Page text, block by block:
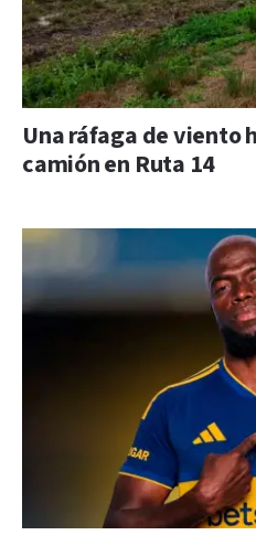
Una ráfaga de viento
camión en Ruta 14